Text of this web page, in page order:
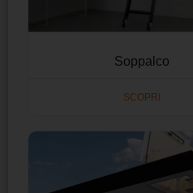
Soppalco
SCOPRI